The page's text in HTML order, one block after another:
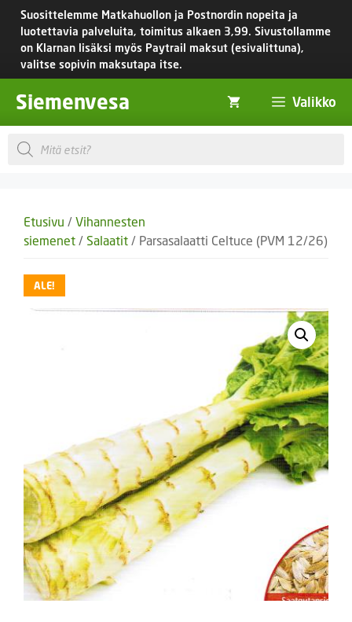
Siirry
sisältöön
Suosittelemme Matkahuollon ja Postnordin nopeita ja
luotettavia palveluita, toimitus alkaen 3,99. Sivustollamme
on Klarnan lisäksi myös Paytrail maksut (esivalittuna),
valitse sopivin maksutapa itse.
Siemenvesa Valikko
Products
search
Etusivu / Vihannesten
siemenet / Salaatit / Parsasalaatti Celtuce (PVM 12/26)
ALE!